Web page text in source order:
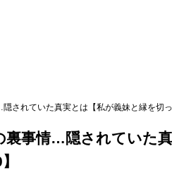
されていた真実とは【私が義妹と縁を切っ
事情…隠されていた